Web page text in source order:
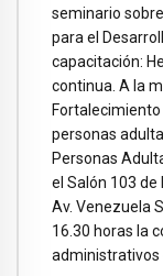
seminario
para el
capacitación:
continua. A la
personas
Personas
el Salón 103
Av. Venezuela
16.30 horas la
administrativos